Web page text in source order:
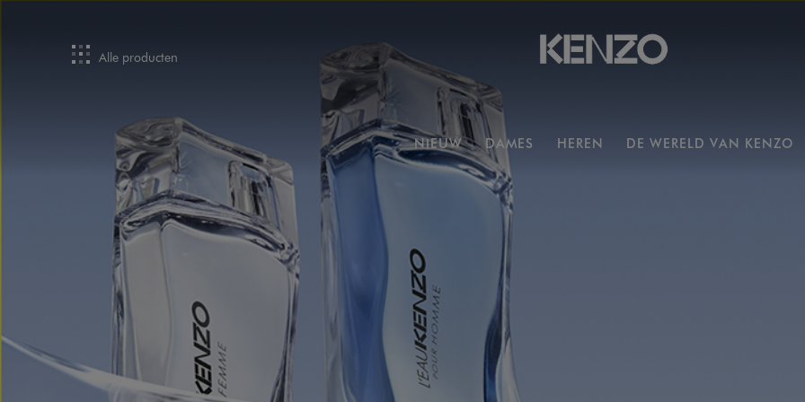
Alle producten
NIEUW DAMES HEREN DE WERELD VAN KENZO